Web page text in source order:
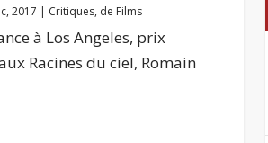
2017 | Critiques, de Films
à Los Angeles, prix
Racines du ciel, Romain